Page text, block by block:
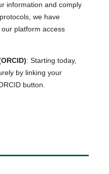
information and comply
we have
platform access
: Starting today,
by linking your
button.